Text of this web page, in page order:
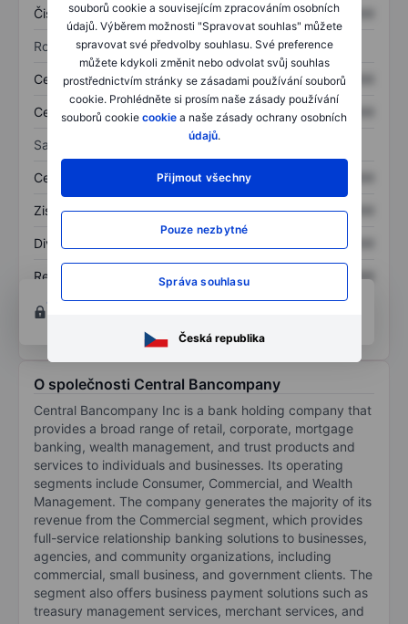
souborů cookie a souvisejícím zpracováním osobních
údajů. Výběrem možnosti "Spravovat souhlas" můžete
spravovat své předvolby souhlasu. Své preference
můžete kdykoli změnit nebo odvolat svůj souhlas
prostřednictvím stránky se zásadami používání souborů
cookie. Prohlédněte si prosím naše zásady používání
souborů cookie cookie a naše zásady ochrany osobních
údajů.
Přijmout všechny
Pouze nezbytné
Správa souhlasu
Česká republika
Čistý příjem XXXXXXX XXXXXXX
Rozvaha
Celková aktiva XXXXXXX XXXXXXX
Celkový dluh XXXXXXX XXXXXXX
Sazby
Cena/tržby XXXXXXX
Zisk na akcii XXXXXXX XXXXXXX
Dividenda na akcii XXXXXXX
Rentabilita kapitálu XXXXXXX
XXXXXXX
Otevřete si účeta získejte přístup k pokročilým
O společnosti Central Bancompany
Central Bancompany Inc is a bank holding company that
provides a broad range of retail, corporate, mortgage
banking, wealth management, and trust products and
services to individuals and businesses. Its operating
segments include Consumer, Commercial, and Wealth
Management. The company generates the majority of its
revenue from the Commercial segment, which provides
full-service relationship banking solutions to businesses,
agencies, and community organizations, including
commercial, small business, and government clients. The
segment also offers business payment solutions such as
treasury management services, merchant services, and